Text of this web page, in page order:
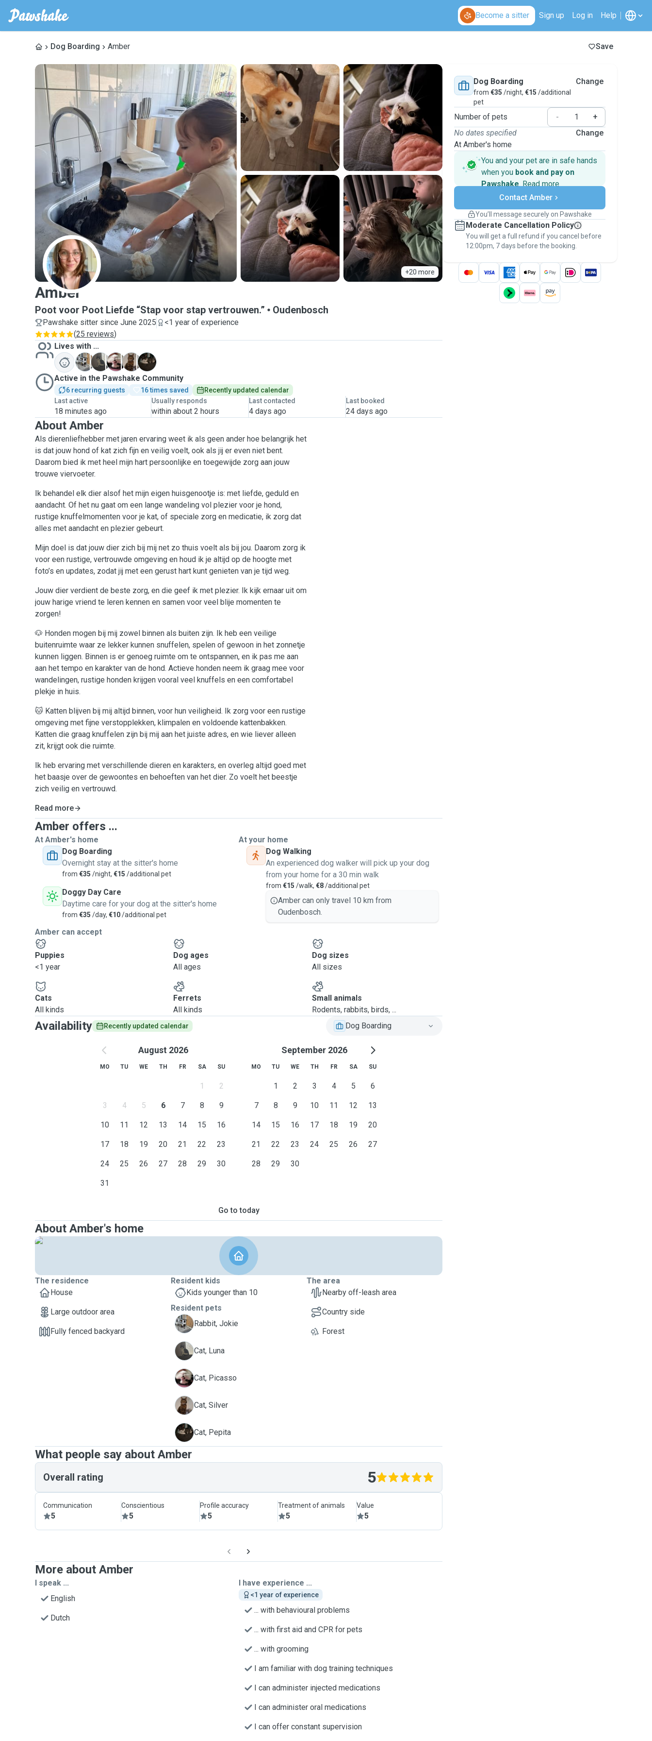
Become a sitter Sign up Log in Help
Dog Boarding Amber Save
+20 more
A
Amber
Poot voor Poot Liefde “Stap voor stap vertrouwen.” Oudenbosch
Pawshake sitter since June 2025
<1 year of experience
(25 reviews)
Lives with ...
J
L P S
P
Active in the Pawshake Community
6 recurring guests 16 times saved
Recently updated calendar
Last active
18 minutes ago
Usually responds
within about 2 hours
Last contacted
4 days ago
Last booked
24 days ago
About Amber
Als dierenliefhebber met jaren ervaring weet ik als geen ander hoe belangrijk het
is dat jouw hond of kat zich fijn en veilig voelt, ook als jij er even niet bent.
Daarom bied ik met heel mijn hart persoonlijke en toegewijde zorg aan jouw
trouwe viervoeter.
Ik behandel elk dier alsof het mijn eigen huisgenootje is: met liefde, geduld en
aandacht. Of het nu gaat om een lange wandeling vol plezier voor je hond,
rustige knuffelmomenten voor je kat, of speciale zorg en medicatie, ik zorg dat
alles met aandacht en plezier gebeurt.
Mijn doel is dat jouw dier zich bij mij net zo thuis voelt als bij jou. Daarom zorg ik
voor een rustige, vertrouwde omgeving en houd ik je altijd op de hoogte met
foto’s en updates, zodat jij met een gerust hart kunt genieten van je tijd weg.
Jouw dier verdient de beste zorg, en die geef ik met plezier. Ik kijk ernaar uit om
jouw harige vriend te leren kennen en samen voor veel blije momenten te
zorgen!
🐶 Honden mogen bij mij zowel binnen als buiten zijn. Ik heb een veilige
buitenruimte waar ze lekker kunnen snuffelen, spelen of gewoon in het zonnetje
kunnen liggen. Binnen is er genoeg ruimte om te ontspannen, en ik pas me aan
aan het tempo en karakter van de hond. Actieve honden neem ik graag mee voor
wandelingen, rustige honden krijgen vooral veel knuffels en een comfortabel
plekje in huis.
🐱 Katten blijven bij mij altijd binnen, voor hun veiligheid. Ik zorg voor een rustige
omgeving met fijne verstopplekken, klimpalen en voldoende kattenbakken.
Katten die graag knuffelen zijn bij mij aan het juiste adres, en wie liever alleen
zit, krijgt ook die ruimte.
Ik heb ervaring met verschillende dieren en karakters, en overleg altijd goed met
het baasje over de gewoontes en behoeften van het dier. Zo voelt het beestje
zich veilig en vertrouwd.
Read more
Amber offers ...
At Amber's home
Dog Boarding
Overnight stay at the sitter's home
from €35 /night, €15 /additional pet
Doggy Day Care
Daytime care for your dog at the sitter's home
from €35 /day, €10/additional pet
At your home
Dog Walking
An experienced dog walker will pick up your dog
from your home for a 30 min walk
from €15 /walk, €8/additional pet
Amber can only travel 10 km from
Oudenbosch.
Amber can accept
Puppies
<1 year
Dog ages
All ages
Dog sizes
All sizes
Cats
All kinds
Ferrets
All kinds
Small animals
Rodents, rabbits, birds, ...
Availability Recently updated calendar Dog Boarding
August 2026
MO TU WE TH FR SA SU
1 2
3 4 5 6 7 8 9
10 11 12 13 14 15 16
17 18 19 20 21 22 23
24 25 26 27 28 29 30
31
September 2026
MO TU WE TH FR SA SU
1 2 3 4 5 6
7 8 9 10 11 12 13
14 15 16 17 18 19 20
21 22 23 24 25 26 27
28 29 30
Go to today
About Amber's home
The residence
House
Large outdoor area
Fully fenced backyard
Resident kids
Kids younger than 10
Resident pets
J
Rabbit, Jokie
L Cat, Luna
P Cat, Picasso
S Cat, Silver
P Cat, Pepita
The area
Nearby off-leash area
Country side
Forest
What people say about Amber
Overall rating 5
Communication
5
Conscientious
5
Profile accuracy
5
Treatment of animals
5
Value
5
More about Amber
I speak ...
English
Dutch
I have experience ...
<1 year of experience
... with behavioural problems
... with first aid and CPR for pets
... with grooming
I am familiar with dog training techniques
I can administer injected medications
I can administer oral medications
I can offer constant supervision
Dog Boarding
from €35 /night, €15 /additional
pet
Change
Number of pets -
+
No dates specified
At Amber's home
Change
You and your pet are in safe hands
when you book and pay on
Pawshake. Read more
Secure payments
Support if plans change
Keep everything on Pawshake - from first
message, to payment - to stay covered by
thePawshake Guarantee.
Contact Amber
You’ll message securely on Pawshake
Moderate Cancellation Policy
You will get a full refund if you cancel before
12:00pm, 7 days before the booking.